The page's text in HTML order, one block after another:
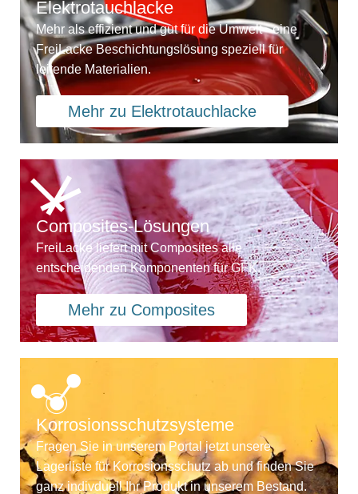
Elektrotauchlacke
Mehr als effizient und gut für die Umwelt - eine
FreiLacke Beschichtungslösung speziell für
leitende Materialien.
Mehr zu Elektrotauchlacke
Composites-Lösungen
FreiLacke liefert mit Composites alle
entscheidenden Komponenten für GFK.
Mehr zu Composites
Korrosionsschutzsysteme
Fragen Sie in unserem Portal jetzt unsere
Lagerliste für Korrosionsschutz ab und finden Sie
ganz indivduell Ihr Produkt in unserem Bestand.